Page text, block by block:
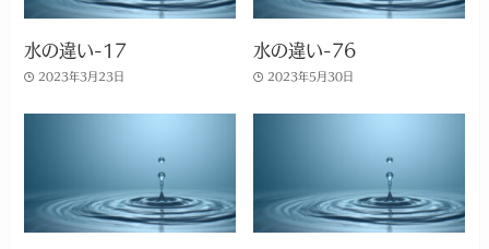
水の違い-17
2023年3月23日
水の違い-76
2023年5月30日